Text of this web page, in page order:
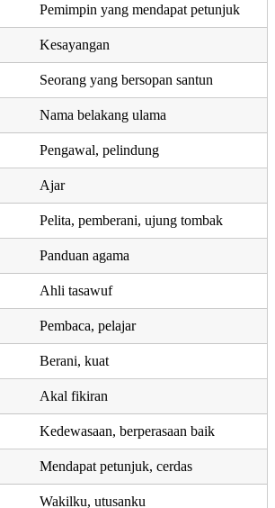
Pemimpin yang mendapat petunjuk
Kesayangan
Seorang yang bersopan santun
Nama belakang ulama
Pengawal, pelindung
Ajar
Pelita, pemberani, ujung tombak
Panduan agama
Ahli tasawuf
Pembaca, pelajar
Berani, kuat
Akal fikiran
Kedewasaan, berperasaan baik
Mendapat petunjuk, cerdas
Wakilku, utusanku